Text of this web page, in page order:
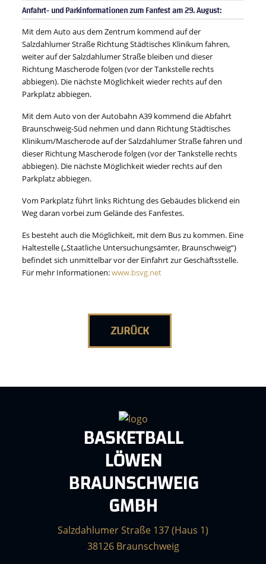
Anfahrt- und Parkinformationen zum Fanfest am 29. August:
Mit dem Auto aus dem Zentrum kommend auf der
Salzdahlumer Straße Richtung Städtisches Klinikum fahren,
weiter auf der Salzdahlumer Straße bleiben und dieser
Richtung Mascherode folgen (vor der Tankstelle rechts
abbiegen). Die nächste Möglichkeit wieder rechts auf den
Parkplatz abbiegen.
Mit dem Auto von der Autobahn A39 kommend die Abfahrt
Braunschweig-Süd nehmen und dann Richtung Städtisches
Klinikum/Mascherode auf der Salzdahlumer Straße fahren und
dieser Richtung Mascherode folgen (vor der Tankstelle rechts
abbiegen). Die nächste Möglichkeit wieder rechts auf den
Parkplatz abbiegen.
Vom Parkplatz führt links Richtung des Gebäudes blickend ein
Weg daran vorbei zum Gelände des Fanfestes.
Es besteht auch die Möglichkeit, mit dem Bus zu kommen. Eine
Haltestelle („Staatliche Untersuchungsämter, Braunschweig“)
befindet sich unmittelbar vor der Einfahrt zur Geschäftsstelle.
Für mehr Informationen:www.bsvg.net
ZURÜCK
BASKETBALL
LÖWEN
BRAUNSCHWEIG
GMBH
Salzdahlumer Straße 137 (Haus 1)
38126 Braunschweig